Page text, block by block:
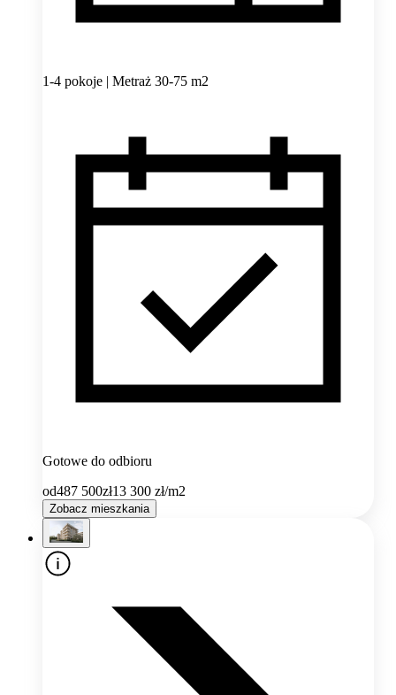
1-4 pokoje | Metraż 30-75 m2
Gotowe do odbioru
od487 500zł13 300 zł/m2
Zobacz mieszkania